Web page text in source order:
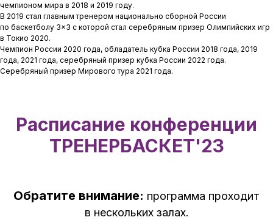
чемпионом мира в 2018 и 2019 году.
В 2019 стал главным тренером национально сборной России
по баскетболу 3×3 с которой стал серебряным призер Олимпийских игр
в Токио 2020.
Чемпион России 2020 года, обладатель кубка России 2018 года, 2019
года, 2021 года, серебряный призер кубка России 2022 года.
Серебряный призер Мирового тура 2021 года.
Расписание конференции
ТРЕНЕРБАСКЕТ'23
Обратите внимание: программа проходит
в нескольких залах.